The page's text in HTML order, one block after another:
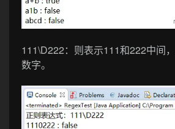
111\D222：则表示111和222中间
数字。